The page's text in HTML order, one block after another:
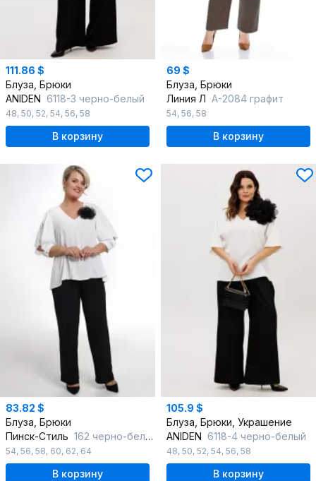
111.86 $
Блуза, Брюки
ANIDEN 6118-3 черно-белый
48, 50, 52, 54, 56, 58
В корзину
69 $
Блуза, Брюки
Линия Л А-2084 графит
54, 56, 58
В корзину
83.82 $
Блуза, Брюки
Пинск-Стиль 162 черно-белый
54, 56, 58, 60, 62, 64
В корзину
105.9 $
Блуза, Брюки, Украшение
ANIDEN 6118-4 черно-белый
48, 50, 52, 54, 56, 58
В корзину